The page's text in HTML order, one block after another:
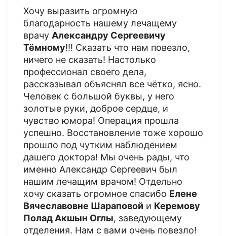
Хочу выразить огромную
благодарность нашему лечащему
врачу Александру Сергеевичу
Тёмному!!! Сказать что нам повезло,
ничего не сказать! Настолько
профессионал своего дела,
рассказывал объяснял все чётко, ясно.
Человек с большой буквы, у него
золотые руки, доброе сердце, и
чувство юмора! Операция прошла
успешно. Восстановление тоже хорошо
прошло под чутким наблюдением
дашего доктора! Мы очень рады, что
именно Александр Сергеевич был
нашим лечащим врачом! Отдельно
хочу сказать огромное спасибо Елене
Вячеславовне Шараповой и Керемову
Полад Акшын Оглы, заведующему
отделения. Нам с вами очень повезло!